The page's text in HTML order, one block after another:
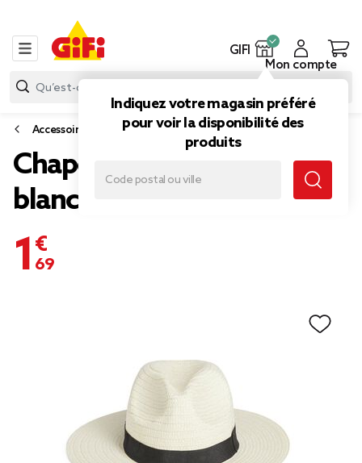
GIFI
Indiquez votre magasin préféré
pour voir la disponibilité des
produits
Mon compte
Accessoires mode
Chapeau papier tressé
blanc et noir T56/58
1,69 €